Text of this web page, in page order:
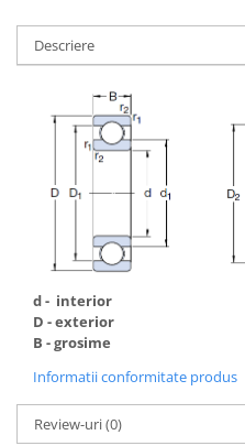
Descriere
d - interior
D - exterior
B - grosime
Informatii conformitate produs
Review-uri(0)